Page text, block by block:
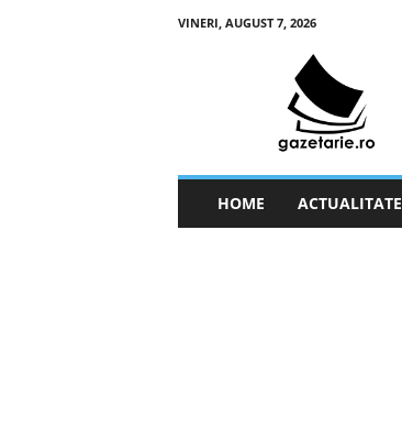
VINERI, AUGUST 7, 2026
HOME ACTUALITATE